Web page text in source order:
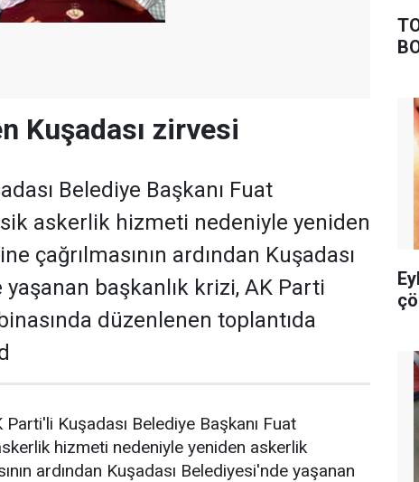
Kuşadası zirvesi
Belediye Başkanı Fuat
askerlik hizmeti nedeniyle yeniden
çağrılmasının ardından Kuşadası
başkanlık krizi, AK Parti
düzenlenen toplantıda
Kuşadası Belediye Başkanı Fuat
hizmeti nedeniyle yeniden askerlik
ardından Kuşadası Belediyesi'nde yaşanan